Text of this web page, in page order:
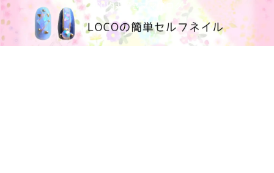
100均大好きママブログ